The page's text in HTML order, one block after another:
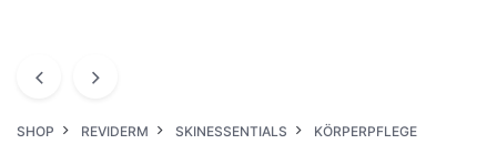
SHOP REVIDERM SKINESSENTIALS
KÖRPERPFLEGE